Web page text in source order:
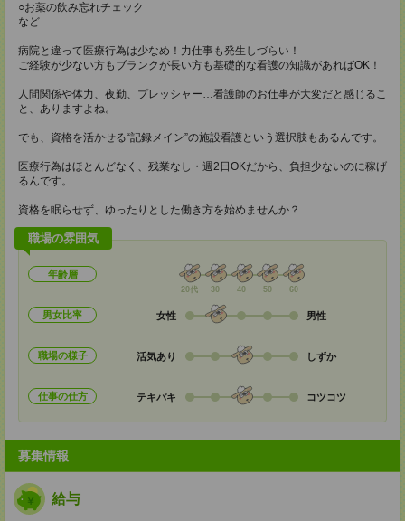
○お薬の飲み忘れチェック
など
病院と違って医療行為は少なめ！力仕事も発生しづらい！
ご経験が少ない方もブランクが長い方も基礎的な看護の知識があればOK！
人間関係や体力、夜勤、プレッシャー…看護師のお仕事が大変だと感じるこ
と、ありますよね。
でも、資格を活かせる“記録メイン”の施設看護という選択肢もあるんです。
医療行為はほとんどなく、残業なし・週2日OKだから、負担少ないのに稼げ
るんです。
資格を眠らせず、ゆったりとした働き方を始めませんか？
職場の雰囲気
年齢層
20代 30 40 50 60
男女比率 女性 男性
職場の様子 活気あり しずか
仕事の仕方 テキパキ コツコツ
募集情報
給与